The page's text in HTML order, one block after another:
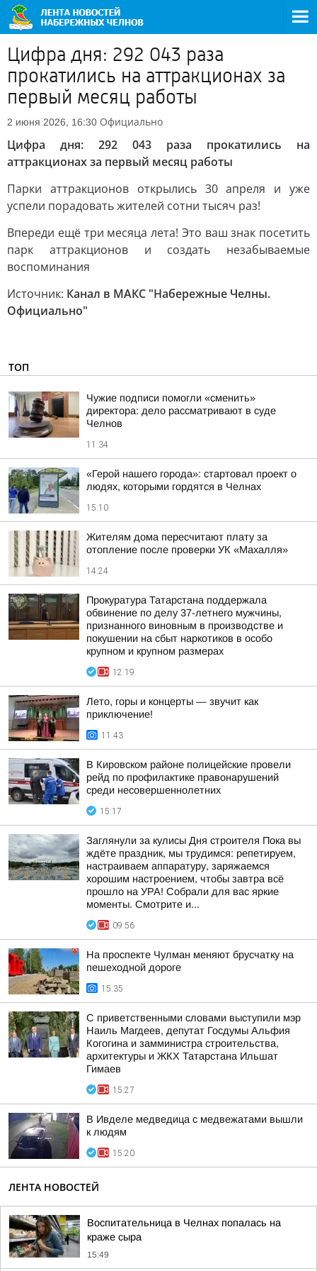
Цифра дня: 292 043 раза
прокатились на аттракционах за
первый месяц работы
2 июня 2026, 16:30 Официально
Цифра дня: 292 043 раза прокатились на
аттракционах за первый месяц работы
Парки аттракционов открылись 30 апреля и уже
успели порадовать жителей сотни тысяч раз!
Впереди ещё три месяца лета! Это ваш знак посетить
парк аттракционов и создать незабываемые
воспоминания
Источник: Канал в МАКС "Набережные Челны.
Официально"
ТОП
Чужие подписи помогли «сменить»
директора: дело рассматривают в суде
Челнов
11:34
«Герой нашего города»: стартовал проект о
людях, которыми гордятся в Челнах
15:10
Жителям дома пересчитают плату за
отопление после проверки УК «Махалля»
14:24
Прокуратура Татарстана поддержала
обвинение по делу 37-летнего мужчины,
признанного виновным в производстве и
покушении на сбыт наркотиков в особо
крупном и крупном размерах
12:19
Лето, горы и концерты — звучит как
приключение!
11:43
В Кировском районе полицейские провели
рейд по профилактике правонарушений
среди несовершеннолетних
15:17
Заглянули за кулисы Дня строителя Пока вы
ждёте праздник, мы трудимся: репетируем,
настраиваем аппаратуру, заряжаемся
хорошим настроением, чтобы завтра всё
прошло на УРА! Собрали для вас яркие
моменты. Смотрите и...
09:56
На проспекте Чулман меняют брусчатку на
пешеходной дороге
15:35
С приветственными словами выступили мэр
Наиль Магдеев, депутат Госдумы Альфия
Когогина и замминистра строительства,
архитектуры и ЖКХ Татарстана Ильшат
Гимаев
15:27
В Ивделе медведица с медвежатами вышли
к людям
15:20
ЛЕНТА НОВОСТЕЙ
Воспитательница в Челнах попалась на
краже сыра
15:49